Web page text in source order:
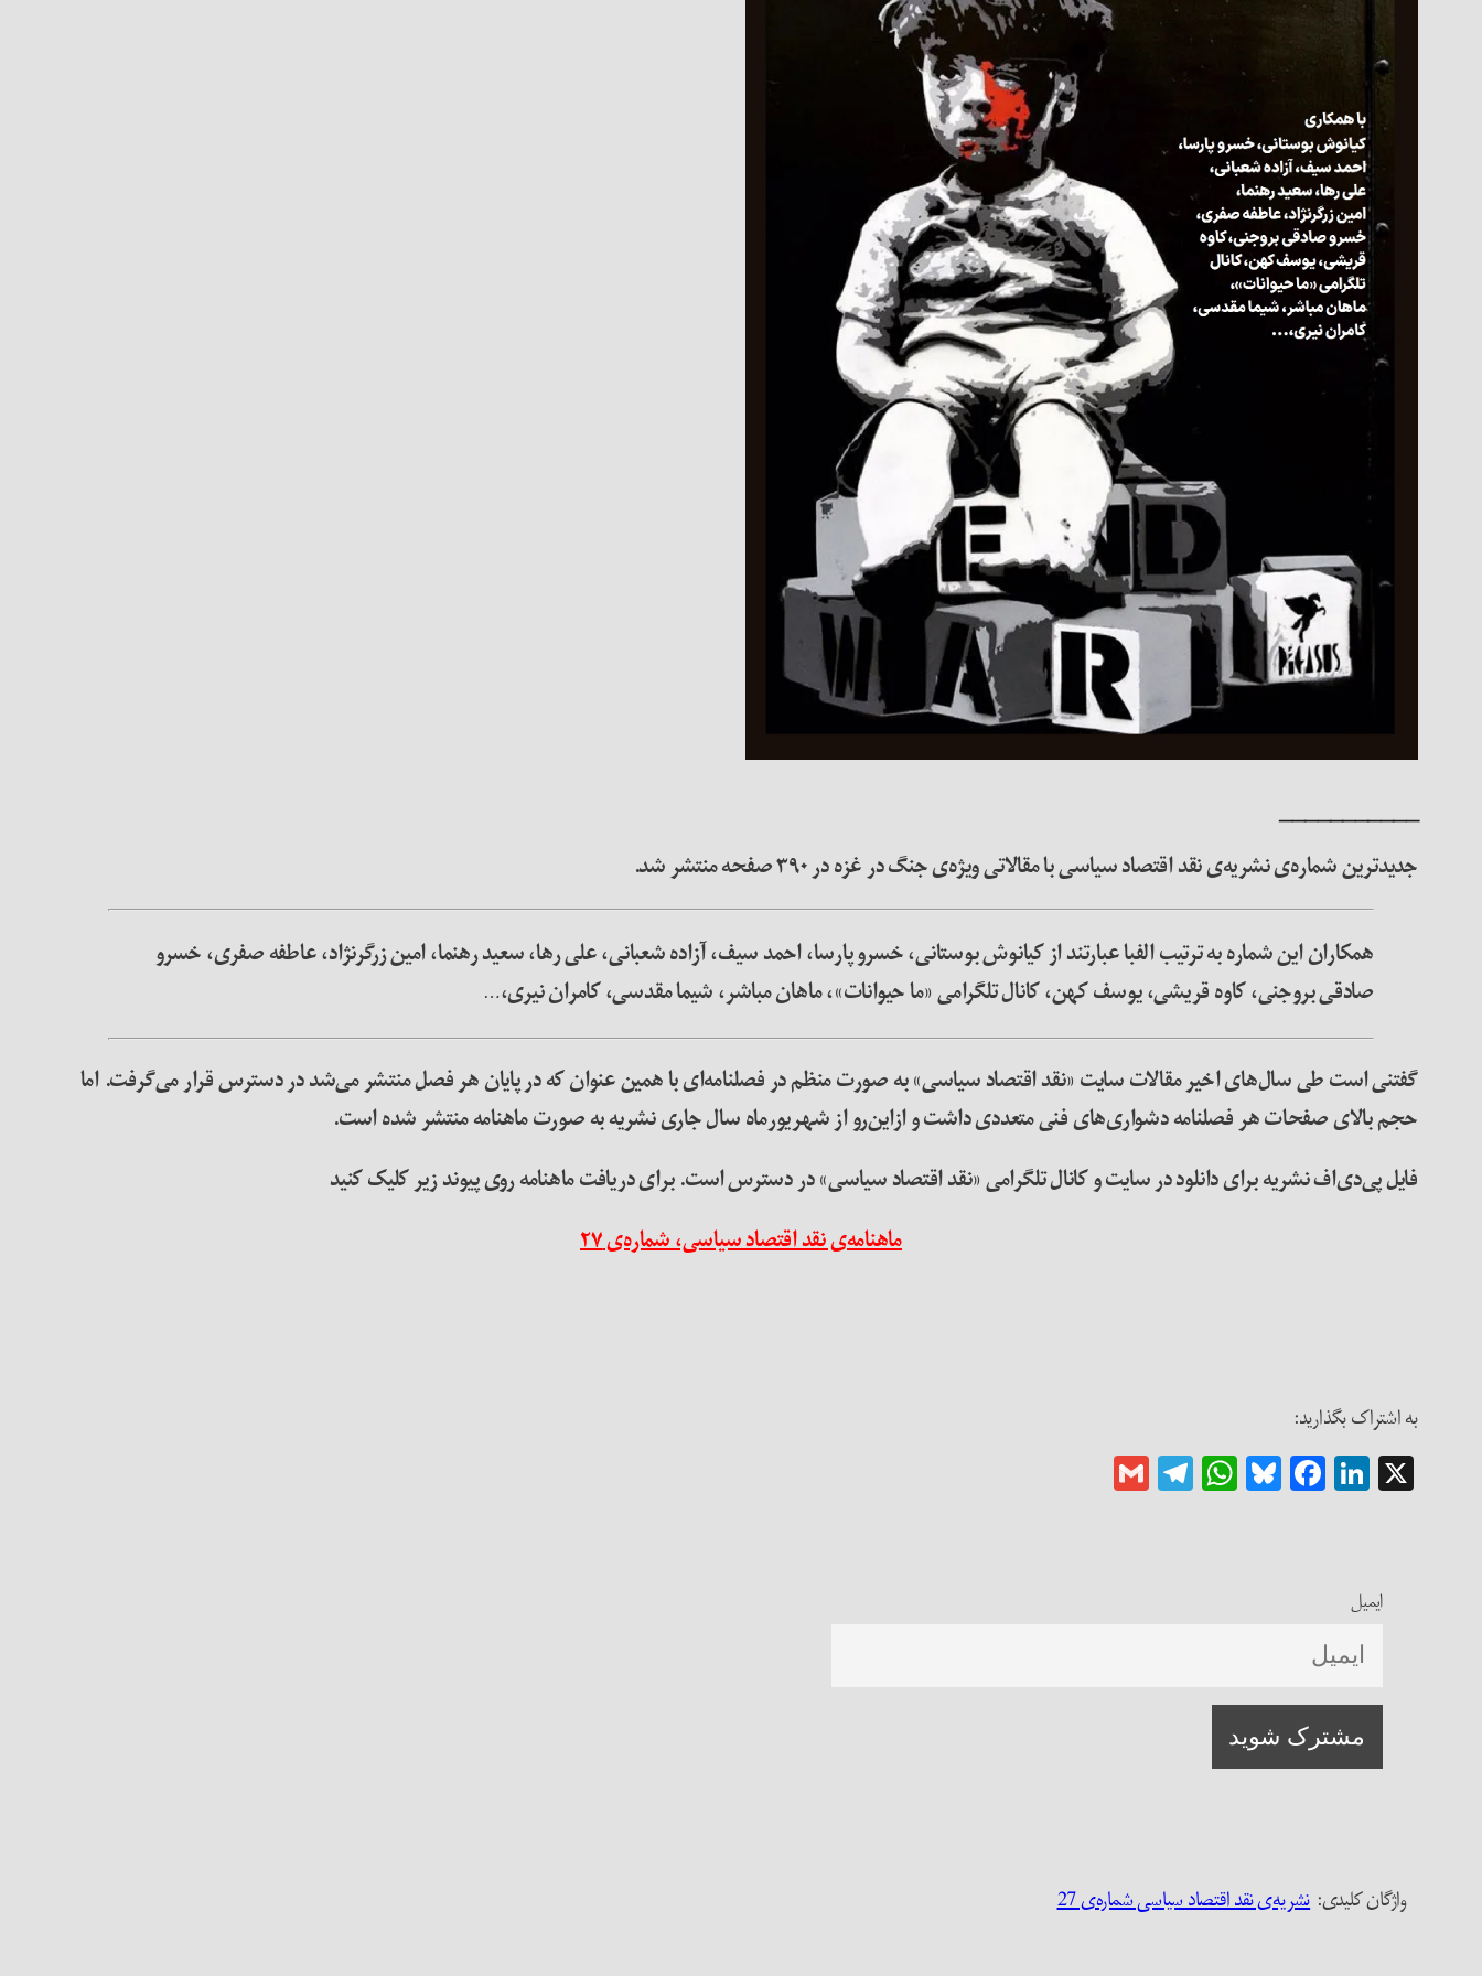
___________
جدیدترین شماره‌ی نشریه‌ی نقد اقتصاد سیاسی با مقالاتی ویژه‌ی جنگ در غزه در ۳۹۰ صفحه منتشر شد.
همکاران این شماره به ترتیب الفبا عبارتند از کیانوش بوستانی، خسرو پارسا، احمد سیف، آزاده شعبانی، علی رها، سعید رهنما، امین زرگرنژاد، عاطفه صفری، خسرو
صادقی بروجنی، کاوه قریشی، یوسف کهن، کانال تلگرامی «ما حیوانات»، ماهان مباشر، شیما مقدسی، کامران نیری،…
گفتنی است طی سال‌های اخیر مقالات سایت «نقد اقتصاد سیاسی» به صورت منظم در فصلنامه‌ای با همین عنوان که در پایان هر فصل منتشر می‌شد در دسترس قرار می‌گرفت. اما
حجم بالای صفحات هر فصلنامه دشواری‌های فنی متعددی داشت و ازاین‌رو از شهریورماه سال جاری نشریه به صورت ماهنامه منتشر شده است.
فایل پی‌دی‌اف نشریه برای دانلود در سایت و کانال تلگرامی «نقد اقتصاد سیاسی» در دسترس است. برای دریافت ماهنامه روی پیوند زیر کلیک کنید
ماهنامه‌ی نقد اقتصاد سیاسی، شماره‌ی ۲۷
به اشتراک بگذارید:
X
LinkedIn
Facebook
Bluesky
WhatsApp
Telegram
ایمیل
واژگان کلیدی:‌نشریه‌ی نقد اقتصاد سیاسی شماره‌ی 27